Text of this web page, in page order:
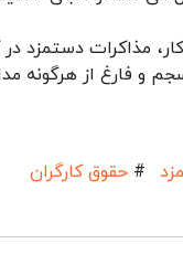
مذاکرات دستمزد در
و فارغ از هرگونه
# حقوق کارگران